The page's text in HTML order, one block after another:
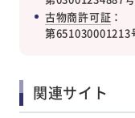
古物商許可証 ：
第651030001213
関連サイト